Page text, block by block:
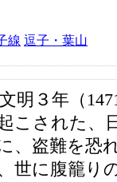
線 逗子・葉山
明３年（
こされた、
、盗難を恐
世に腹籠り